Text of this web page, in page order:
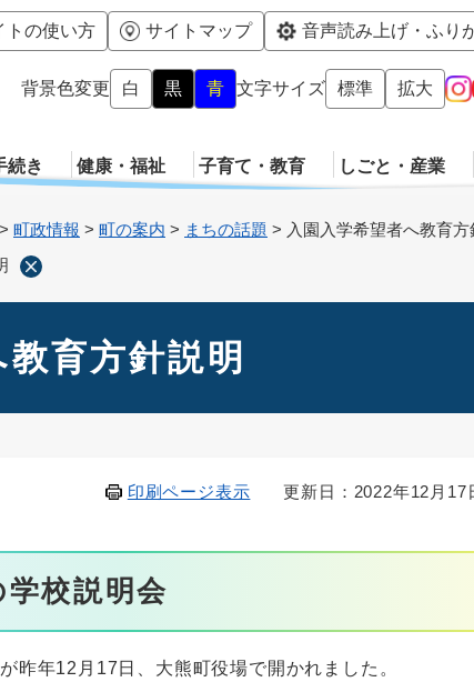
メニューを飛ばして本文へ
トの使い方 サイトマップ 音声読み上げ・ふり
背景色変更 白 黒 青 文字サイズ 標準 拡大
続き 健康・福祉 子育て・教育 しごと・産業
> 町政情報 > 町の案内 > まちの話題 > 入園入学希望者へ教育方
育方針説明
更新日：2022年12月17
印刷ページ表示
校説明会
昨年12月17日、大熊町役場で開かれました。